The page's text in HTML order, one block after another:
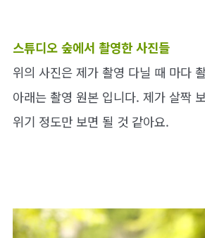
스튜디오 숲에서 촬영한 사진들
위의 사진은 제가 촬영 다닐 때 마다
아래는 촬영 원본 입니다. 제가 살짝
위기 정도만 보면 될 것 같아요.